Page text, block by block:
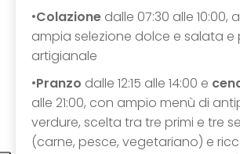
•Colazione dalle 07:30 alle 10:00,
ampia selezione dolce e salata e
artigianale
•Pranzo dalle 12:15 alle 14:00 e
alle 21:00, con ampio menù di
verdure, scelta tra tre primi e tre
(carne, pesce, vegetariano) e